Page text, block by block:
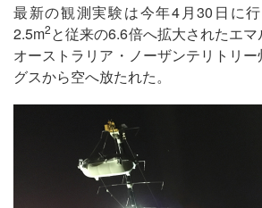
最新の観測実験は今年4月30日に
2.5m2と従来の6.6倍へ拡大されたエマ
オーストラリア・ノーザンテリトリ
グスから空へ放たれた。